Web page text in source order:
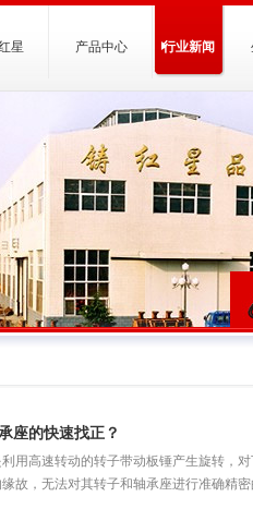
星 产品中心 行业新闻
座的快速找正？
用高速转动的转子带动板锤产生旋转，
故，无法对其转子和轴承座进行准确精